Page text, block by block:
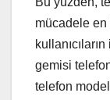
mücadele
gemisi
telefon